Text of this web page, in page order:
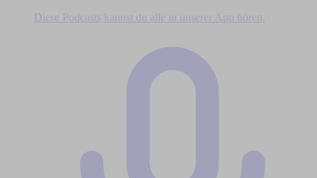
Diese Podcasts kannst du alle in unserer App hören.